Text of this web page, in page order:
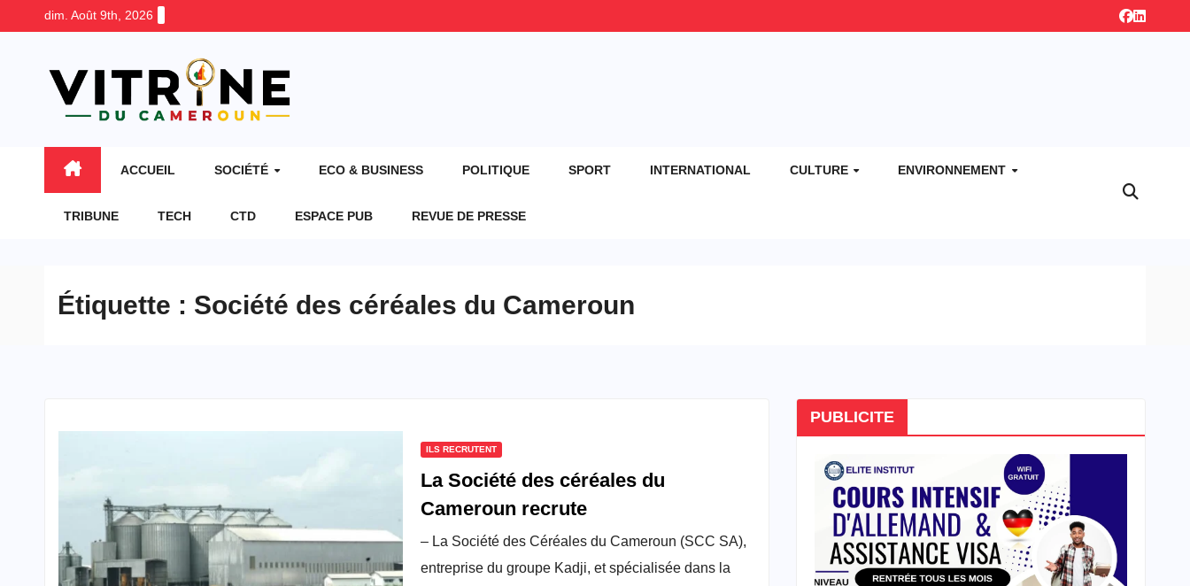
dim. Août 9th, 2026
ACCUEIL SOCIÉTÉ ECO & BUSINESS POLITIQUE SPORT INTERNATIONAL CULTURE ENVIRONNEMENT
TRIBUNE TECH CTD ESPACE PUB REVUE DE PRESSE
Étiquette : Société des céréales du Cameroun
ILS RECRUTENT
La Société des céréales du
Cameroun recrute
– La Société des Céréales du Cameroun (SCC SA),
entreprise du groupe Kadji, et spécialisée dans la
PUBLICITE